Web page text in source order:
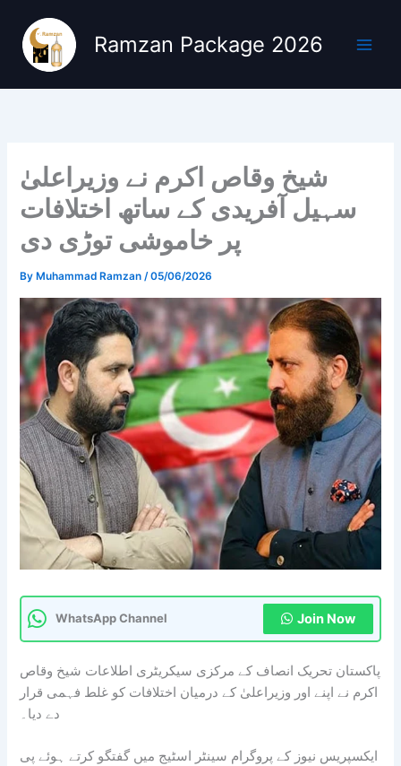
content
Ramzan Package 2026
شیخ وقاص اکرم نے وزیراعلیٰ
سہیل آفریدی کے ساتھ اختلافات
پر خاموشی توڑی دی
By Muhammad Ramzan/05/06/2026
WhatsApp Channel Join Now
پاکستان تحریک انصاف کے مرکزی سیکریٹری اطلاعات شیخ وقاص
اکرم نے اپنے اور وزیراعلیٰ کے درمیان اختلافات کو غلط فہمی قرار
دے دیا۔
ایکسپریس نیوز کے پروگرام سینٹر اسٹیج میں گفتگو کرتے ہوئے پی